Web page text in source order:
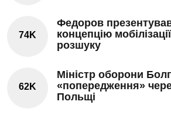
74K
Федоров
концепцію
розшуку
62K
Міністр оборони
«попередження»
Польщі